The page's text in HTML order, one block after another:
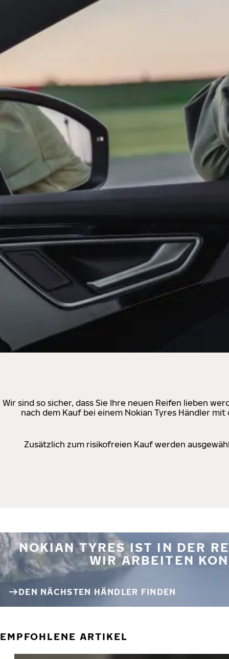
Wir sind so sicher, dass Sie Ihre neuen Reifen lieben
nach dem Kauf bei einem Nokian Tyres Händler
Zusätzlich zum risikofreien Kauf werden
NOKIAN TYRES IST IN DER
WIR ARBEITEN
DEN NÄCHSTEN HÄNDLER FINDEN
EMPFOHLENE ARTIKEL